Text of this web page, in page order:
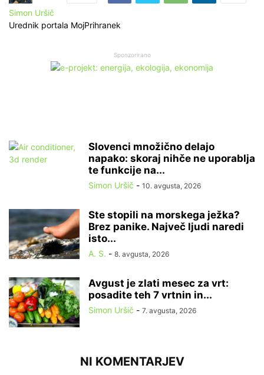
Simon Uršič
Urednik portala MojPrihranek
Sponzorirano
Slovenci množično delajo
napako: skoraj nihče ne uporablja
te funkcije na...
Simon Uršič - 10. avgusta, 2026
Ste stopili na morskega ježka?
Brez panike. Največ ljudi naredi
isto...
A. S. - 8. avgusta, 2026
Avgust je zlati mesec za vrt:
posadite teh 7 vrtnin in...
Simon Uršič - 7. avgusta, 2026
NI KOMENTARJEV